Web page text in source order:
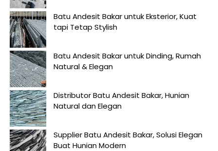
Batu Andesit Bakar untuk Eksterior, Kuat
tapi Tetap Stylish
Batu Andesit Bakar untuk Dinding, Rumah
Natural & Elegan
Distributor Batu Andesit Bakar, Hunian
Natural dan Elegan
Supplier Batu Andesit Bakar, Solusi Elegan
Buat Hunian Modern